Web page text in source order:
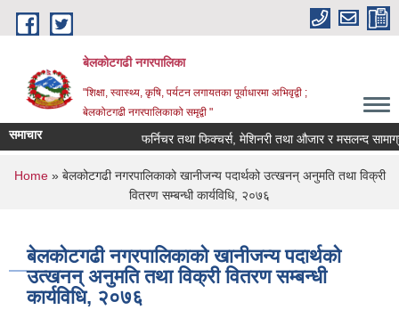
Skip to main content
बेलकोटगढी नगरपालिका
"शिक्षा, स्वास्थ्य, कृषि, पर्यटन लगायतका पूर्वाधारमा अभिवृद्वी ;
बेलकोटगढी नगरपालिकाको समृद्वी "
समाचार फर्निचर तथा फिक्चर्स, मेशिनरी तथा औजार र मसलन्द
You are here
Home» बेलकोटगढी नगरपालिकाको खानीजन्य पदार्थको उत्खनन् अनुमति तथा विक्री
वितरण सम्बन्धी कार्यविधि, २०७६
बेलकोटगढी नगरपालिकाको खानीजन्य पदार्थको
उत्खनन् अनुमति तथा विक्री वितरण सम्बन्धी
कार्यविधि, २०७६